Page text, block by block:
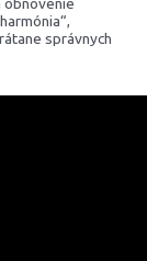
obnovenie
správnych